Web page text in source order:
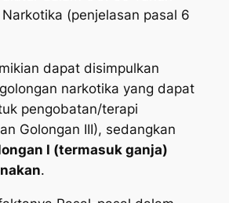
(penjelasan pasal 6
dapat disimpulkan
narkotika yang dapat
pengobatan/terapi
Golongan III), sedangkan
I (termasuk ganja)
.